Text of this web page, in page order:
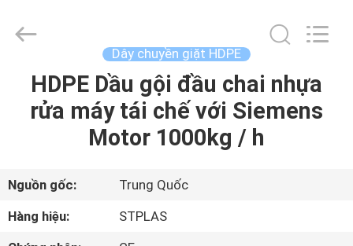
NHÀ
PHẨM
VIDEO
SUZHOU
STPLAS
Dây chuyền giặt HDPE
HDPE Dầu gội đầu chai nhựa
rửa máy tái chế với Siemens
Motor 1000kg / h
Nguồn gốc:
Trung Quốc
Hàng hiệu:
STPLAS